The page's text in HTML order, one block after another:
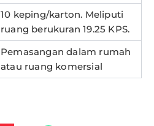
10 keping/karton. Meliputi
ruang berukuran 19.25 KPS.
Pemasangan dalam rumah
atau ruang komersial